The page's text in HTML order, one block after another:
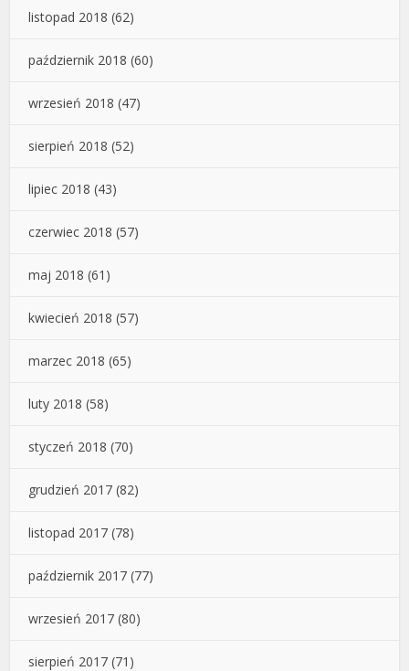
listopad 2018 (62)
październik 2018 (60)
wrzesień 2018 (47)
sierpień 2018 (52)
lipiec 2018 (43)
czerwiec 2018 (57)
maj 2018 (61)
kwiecień 2018 (57)
marzec 2018 (65)
luty 2018 (58)
styczeń 2018 (70)
grudzień 2017 (82)
listopad 2017 (78)
październik 2017 (77)
wrzesień 2017 (80)
sierpień 2017 (71)